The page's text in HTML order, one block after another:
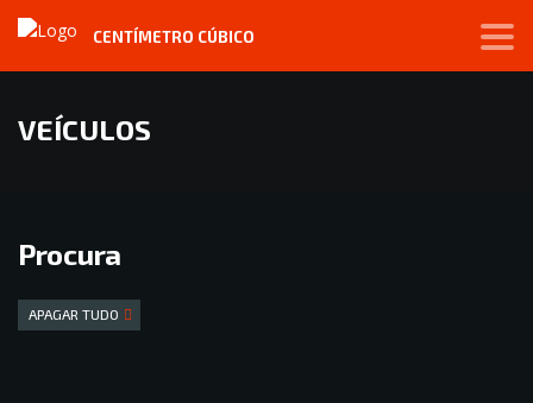
CENTÍMETRO CÚBICO
VEÍCULOS
Procura
APAGAR TUDO